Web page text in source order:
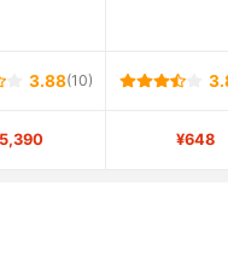
3.88(10)
¥648